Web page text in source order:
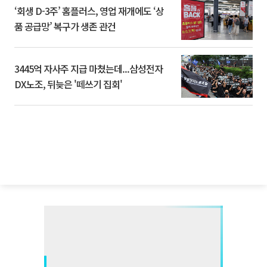
‘회생 D-3주’ 홈플러스, 영업 재개에도 ‘상
품 공급망’ 복구가 생존 관건
3445억 자사주 지급 마쳤는데...삼성전자
DX노조, 뒤늦은 '떼쓰기 집회'